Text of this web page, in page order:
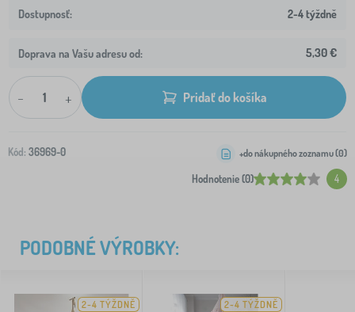
2-4 týždně
Doprava na Vašu adresu od: 5,30 €
- + Pridať do košíka
Kód: 36969-0
Hodnotenie (0) 4
+do nákupného zoznamu (0)
PODOBNÉ VÝROBKY:
2-4 TÝŽDNĚ 2-4 TÝŽDNĚ